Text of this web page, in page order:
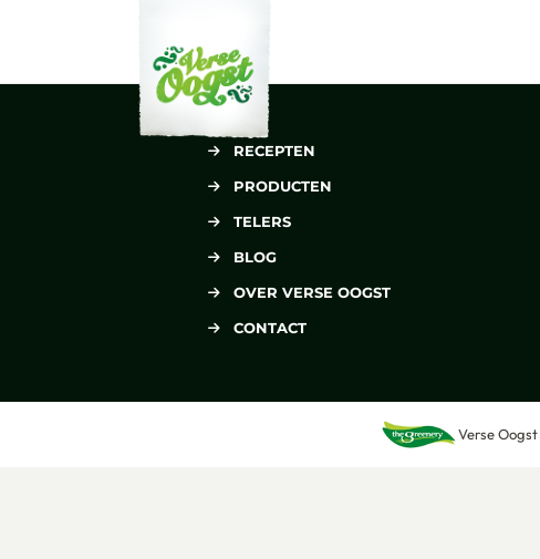
RECEPTEN
PRODUCTEN
TELERS
BLOG
OVER VERSE OOGST
CONTACT
Verse Oogst